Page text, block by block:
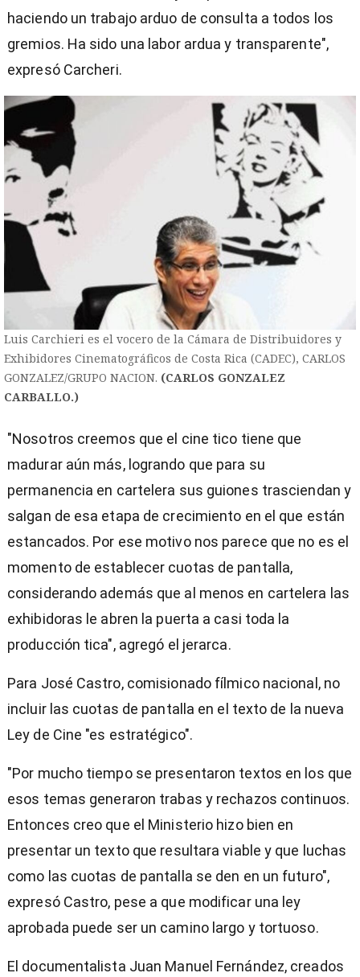
haciendo un trabajo arduo de consulta a todos los
gremios. Ha sido una labor ardua y transparente",
expresó Carcheri.
Luis Carchieri es el vocero de la Cámara de Distribuidores y
Exhibidores Cinematográficos de Costa Rica (CADEC), CARLOS
GONZALEZ/GRUPO NACION. (CARLOS GONZALEZ
CARBALLO.)
"Nosotros creemos que el cine tico tiene que
madurar aún más, logrando que para su
permanencia en cartelera sus guiones trasciendan y
salgan de esa etapa de crecimiento en el que están
estancados. Por ese motivo nos parece que no es el
momento de establecer cuotas de pantalla,
considerando además que al menos en cartelera las
exhibidoras le abren la puerta a casi toda la
producción tica", agregó el jerarca.
Para José Castro, comisionado fílmico nacional, no
incluir las cuotas de pantalla en el texto de la nueva
Ley de Cine "es estratégico".
"Por mucho tiempo se presentaron textos en los que
esos temas generaron trabas y rechazos continuos.
Entonces creo que el Ministerio hizo bien en
presentar un texto que resultara viable y que luchas
como las cuotas de pantalla se den en un futuro",
expresó Castro, pese a que modificar una ley
aprobada puede ser un camino largo y tortuoso.
El documentalista Juan Manuel Fernández, creados